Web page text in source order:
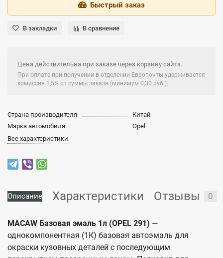
Быстрый заказ
В закладки В сравнение
Цена действительна при заказе через корзину сайта.
При оплате при получении в отделении Европочты удерживается
комиссия 1,5% от суммы заказа (минимум 0,30 руб.).
Страна производителя
Китай
Марка автомобиля
Opel
Все характеристики
Описание Характеристики Отзывы 0
MACAW Базовая эмаль 1л (OPEL 291) —
однокомпонентная (1К) базовая автоэмаль для
окраски кузовных деталей с последующим